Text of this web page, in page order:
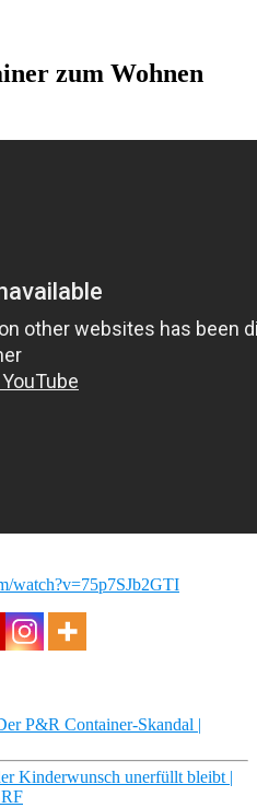
zum Wohnen
watch?v=75p7SJb2GTI
P&R Container-Skandal |
Kinderwunsch unerfüllt bleibt |